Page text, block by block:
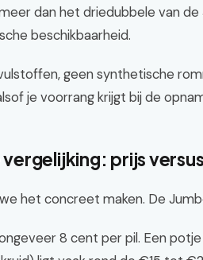
dan het driedubbele van
beschikbaarheid.
geen synthetische
je voorrang krijgt bij de
vergelijking: prijs
het concreet maken. De
8 cent per pil. Een